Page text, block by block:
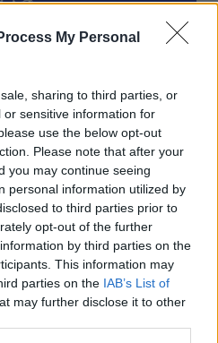
My Personal
sharing to third parties, or
sensitive information for
use the below opt-out
Please note that after your
you may continue seeing
personal information utilized by
to third parties prior to
opt-out of the further
by third parties on the
This information may
parties on the IAB’s List of
may further disclose it to other
League επιστρέφει το
ματς της 6ης αγωνιστικής να
TV. Ο Ολυμπιακός βρίσκεται στο
την Καϊράτ Αλμάτι
SPORT 1HD), με στόχο
Περισσότερα...